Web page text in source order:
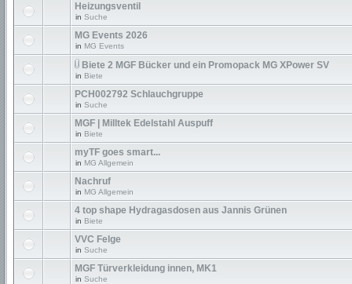
Heizungsventil
in Suche
MG Events 2026
in MG Events
Biete 2 MGF Bücker und ein Promopack MG XPower SV
in Biete
PCH002792 Schlauchgruppe
in Suche
MGF | Milltek Edelstahl Auspuff
in Biete
myTF goes smart...
in MG Allgemein
Nachruf
in MG Allgemein
4 top shape Hydragasdosen aus Jannis Grünen
in Biete
VVC Felge
in Suche
MGF Türverkleidung innen, MK1
in Suche